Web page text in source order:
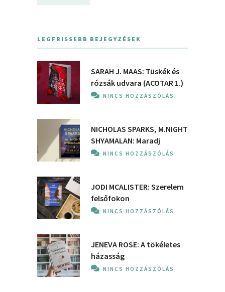
LEGFRISSEBB BEJEGYZÉSEK
SARAH J. MAAS: Tüskék és
rózsák udvara (ACOTAR 1.)
NINCS HOZZÁSZÓLÁS
NICHOLAS SPARKS, M.NIGHT
SHYAMALAN: Maradj
NINCS HOZZÁSZÓLÁS
JODI MCALISTER: Szerelem
felsőfokon
NINCS HOZZÁSZÓLÁS
JENEVA ROSE: A ​tökéletes
házasság
NINCS HOZZÁSZÓLÁS